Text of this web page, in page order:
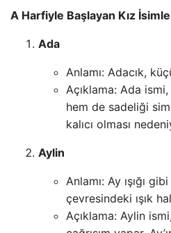
A Harfiyle Başlayan Kız
Ada
Anlamı: Adacık,
Açıklama: Ada
hem de sadeliği
kalıcı olması
Aylin
Anlamı: Ay ışığı
çevresindeki ışık
Açıklama: Aylin